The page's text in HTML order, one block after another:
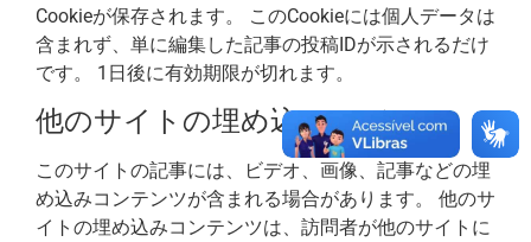
Cookieが保存されます。 このCookieには個人データは
含まれず、単に編集した記事の投稿IDが示されるだけ
です。 1日後に有効期限が切れます。
他のサイトの埋め込みメディア
このサイトの記事には、ビデオ、画像、記事などの埋
め込みコンテンツが含まれる場合があります。 他のサ
イトの埋め込みコンテンツは、訪問者が他のサイトに